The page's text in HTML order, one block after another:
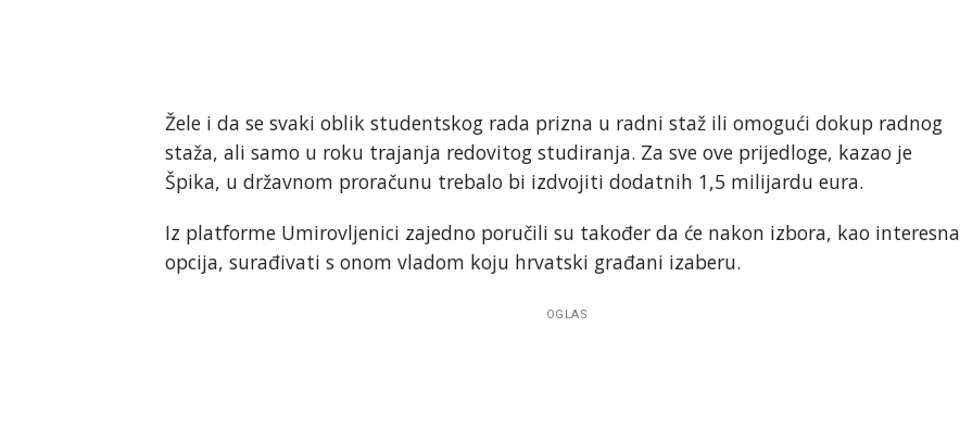
Žele i da se svaki oblik studentskog rada prizna u radni staž ili omogući dokup radnog
staža, ali samo u roku trajanja redovitog studiranja. Za sve ove prijedloge, kazao je
Špika, u državnom proračunu trebalo bi izdvojiti dodatnih 1,5 milijardu eura.
Iz platforme Umirovljenici zajedno poručili su također da će nakon izbora, kao interesna
opcija, surađivati s onom vladom koju hrvatski građani izaberu.
OGLAS